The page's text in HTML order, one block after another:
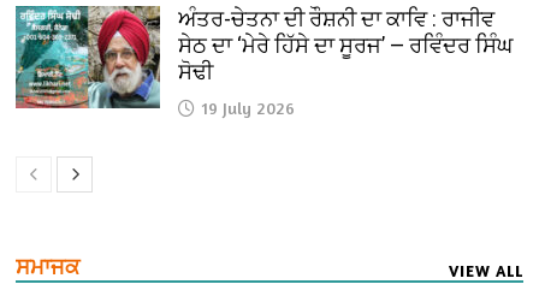
ਅੰਤਰ-ਚੇਤਨਾ ਦੀ ਰੌਸ਼ਨੀ ਦਾ ਕਾਵਿ : ਰਾਜੀਵ
ਸੇਠ ਦਾ ‘ਮੇਰੇ ਹਿੱਸੇ ਦਾ ਸੂਰਜ’ — ਰਵਿੰਦਰ ਸਿੰਘ
ਸੋਢੀ
19 July 2026
ਸਮਾਜਕ VIEW ALL